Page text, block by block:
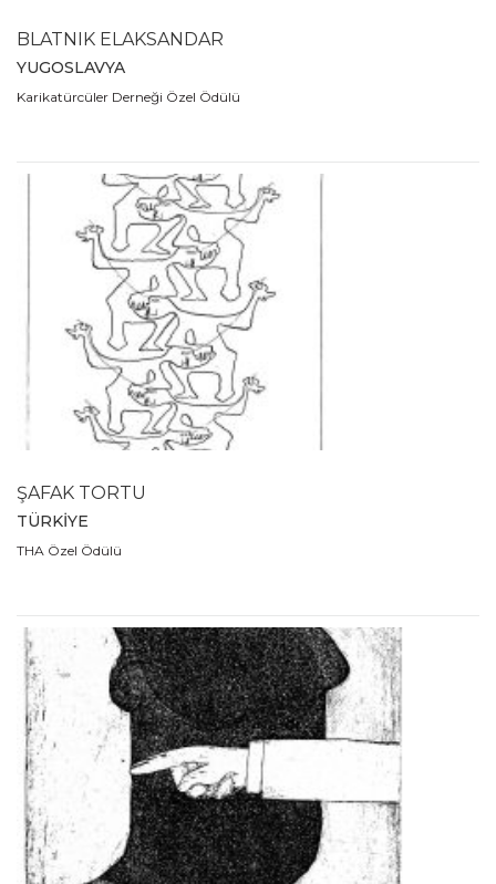
1980
1979
1978
BLATNIK ELAKSANDAR
YUGOSLAVYA
Karikatürcüler Derneği Özel Ödülü
ŞAFAK TORTU
TÜRKİYE
THA Özel Ödülü